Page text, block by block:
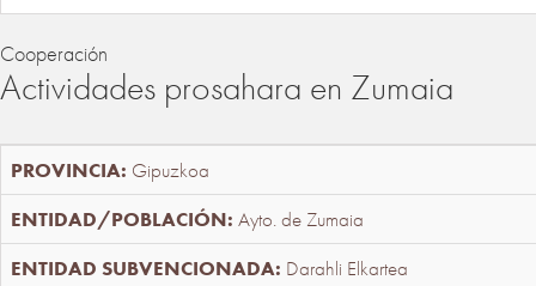
Cooperación
Actividades prosahara en Zumaia
Gipuzkoa
Ayto. de Zumaia
Darahli Elkartea